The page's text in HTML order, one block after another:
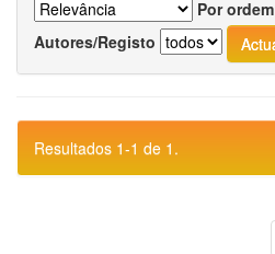
Por ordem
Autores/Registo
Resultados 1-1 de 1.